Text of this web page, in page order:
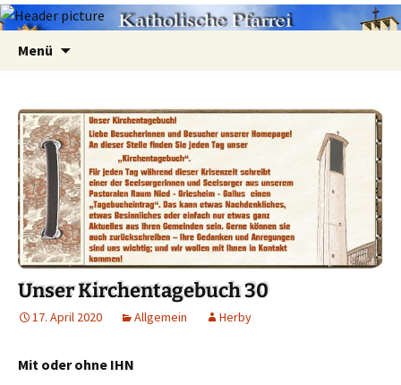
Menü
Unser Kirchentagebuch 30
17. April 2020 Allgemein Herby
Mit oder ohne IHN